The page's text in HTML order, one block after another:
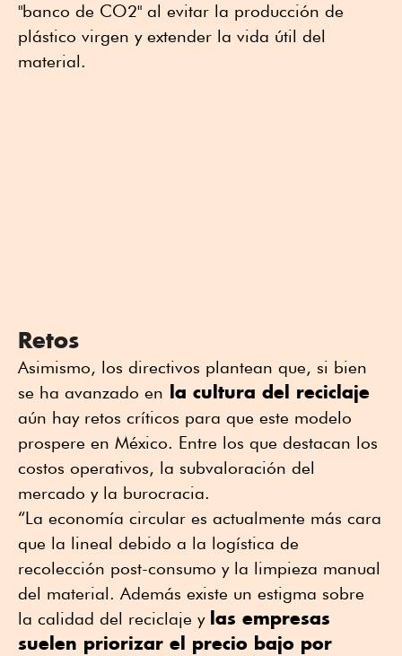
"banco de CO2" al evitar la producción de
plástico virgen y extender la vida útil del
material.
Retos
Asimismo, los directivos plantean que, si bien
se ha avanzado en
la cultura del reciclaje
aún hay retos críticos para que este modelo
prospere en México. Entre los que destacan los
costos operativos, la subvaloración del
mercado y la burocracia.
“La economía circular es actualmente más cara
que la lineal debido a la logística de
recolección post-consumo y la limpieza manual
del material. Además existe un estigma sobre
la calidad del reciclaje y las empresas
suelen priorizar el precio bajo por